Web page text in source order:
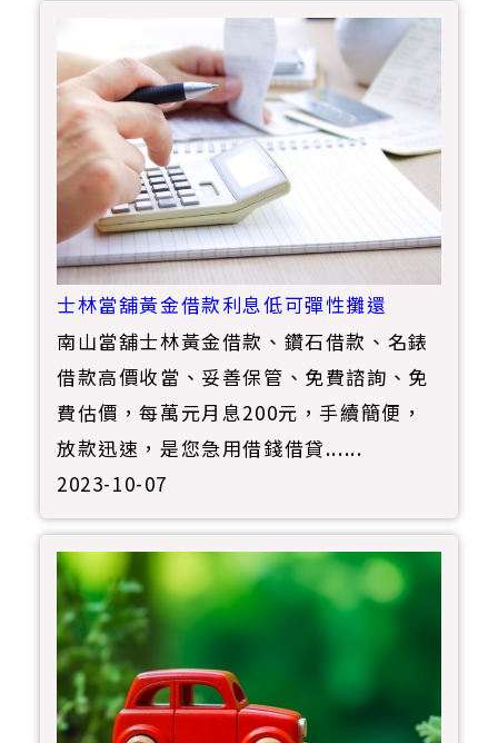
士林當舖黃金借款利息低可彈性攤還
南山當舖士林黃金借款、鑽石借款、名錶
借款高價收當、妥善保管、免費諮詢、免
費估價，每萬元月息200元，手續簡便，
放款迅速，是您急用借錢借貸......
2023-10-07